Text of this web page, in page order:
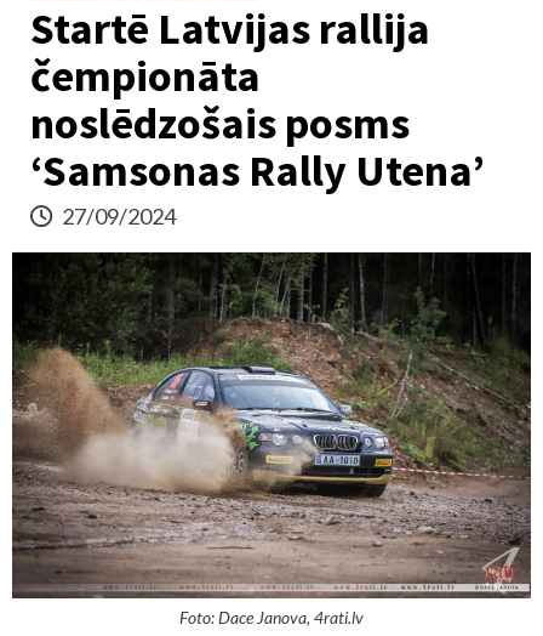
Startē Latvijas rallija
čempionāta
noslēdzošais posms
‘Samsonas Rally Utena’
27/09/2024
Foto: Dace Janova, 4rati.lv